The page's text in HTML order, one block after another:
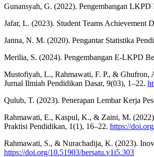
Gunansyah, G. (2022). Pengembangan
Jafar, L. (2023). Student Teams Achievement
Janna, N. M. (2020). Pengantar Statistika
Merilia, S. (2024). Pengembangan E-LKPD
Mustofiyah, L., Rahmawati, F. P., & Ghufron,
Jurnal Ilmiah Pendidikan Dasar, 9(03), 1–22.
Qulub, T. (2023). Penerapan Lembar Kerja
Rahmawati, E., Kaspul, K., & Zaini, M.
Praktisi Pendidikan, 1(1), 16–22. https://
Rahmawati, S., & Nurachadija, K. (2023).
https://doi.org/10.51903/bersatu.v1i5.303